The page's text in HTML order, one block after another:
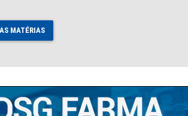
MATÉRIAS